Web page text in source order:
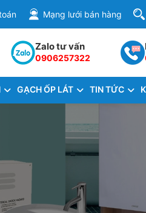
Mạng lưới bán hàng
Zalo tư vấn
0906257322
GẠCH ỐP LÁT TIN TỨC